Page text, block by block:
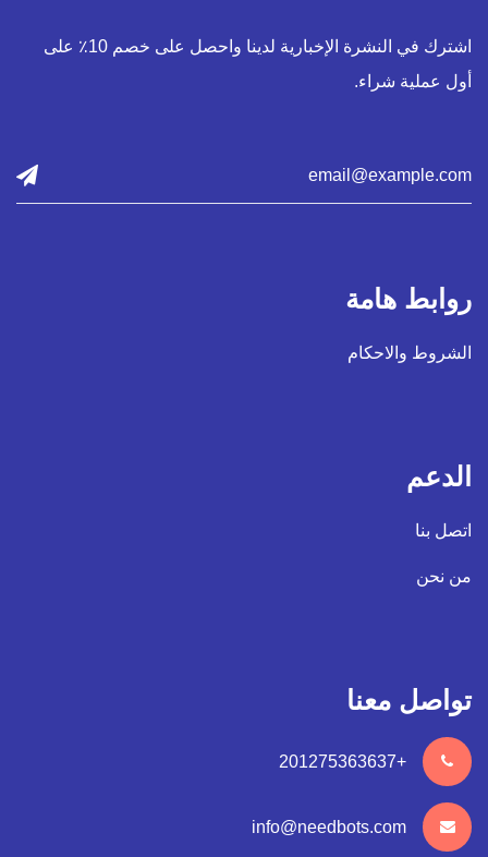
اشترك في النشرة الإخبارية لدينا واحصل على خصم 10٪ على
أول عملية شراء.
روابط هامة
الشروط والاحكام
الدعم
اتصل بنا
من نحن
تواصل معنا
+201275363637
info@needbots.com